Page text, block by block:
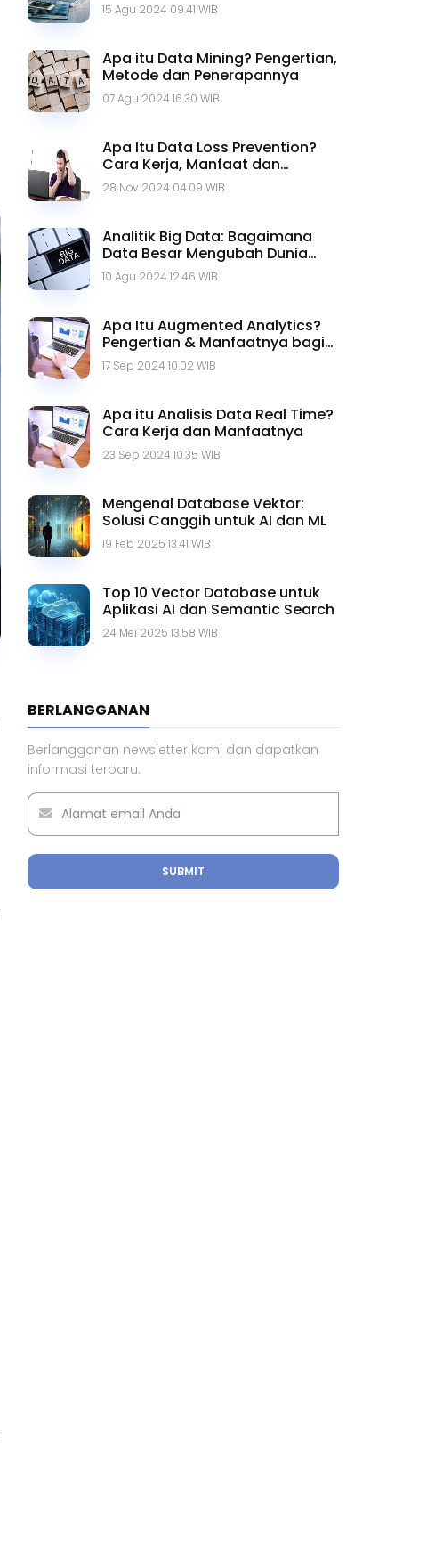
15 Agu 2024 09.41 WIB
Apa itu Data Mining? Pengertian,
Metode dan Penerapannya
07 Agu 2024 16.30 WIB
Apa Itu Data Loss Prevention?
Cara Kerja, Manfaat dan
Jenisnya
28 Nov 2024 04.09 WIB
Analitik Big Data: Bagaimana
Data Besar Mengubah Dunia
Bisnis
10 Agu 2024 12.46 WIB
Apa Itu Augmented Analytics?
Pengertian & Manfaatnya bagi
Bisnis
17 Sep 2024 10.02 WIB
Apa itu Analisis Data Real Time?
Cara Kerja dan Manfaatnya
23 Sep 2024 10.35 WIB
Mengenal Database Vektor:
Solusi Canggih untuk AI dan ML
19 Feb 2025 13.41 WIB
Top 10 Vector Database untuk
Aplikasi AI dan Semantic Search
24 Mei 2025 13.58 WIB
BERLANGGANAN
Berlangganan newsletter kami dan dapatkan
informasi terbaru.
SUBMIT